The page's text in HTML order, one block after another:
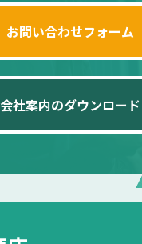
お問い合わせフォーム
会社案内のダウンロード